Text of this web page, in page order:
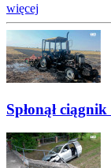
więcej
Spłonął